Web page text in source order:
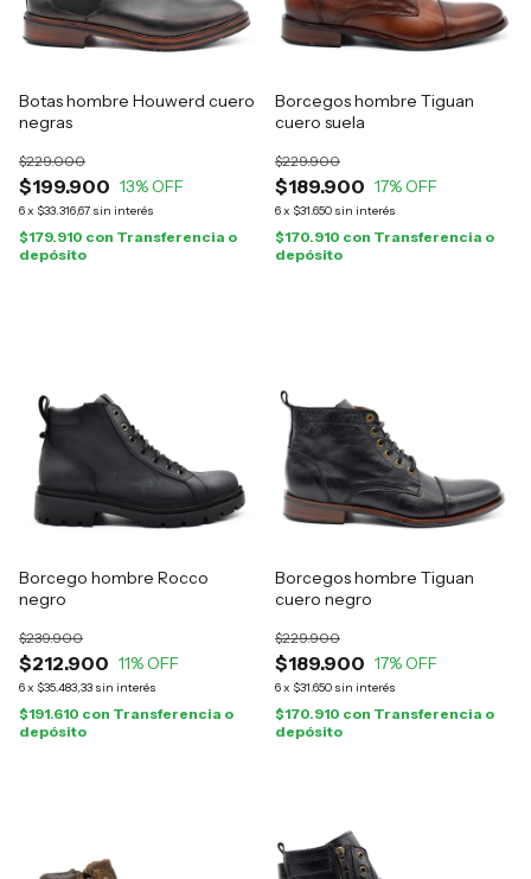
Botas hombre Houwerd cuero
negras
$199.900
$229.000
13% OFF
6x $33.316,67 sin interés
$179.910 con Transferencia o
depósito
Borcegos hombre Tiguan
cuero suela
$189.900
$229.900
17% OFF
6x $31.650 sin interés
$170.910 con Transferencia o
depósito
Borcego hombre Rocco
negro
$212.900
$239.900
11% OFF
6x $35.483,33 sin interés
$191.610 con Transferencia o
depósito
Borcegos hombre Tiguan
cuero negro
$189.900
$229.900
17% OFF
6x $31.650 sin interés
$170.910 con Transferencia o
depósito